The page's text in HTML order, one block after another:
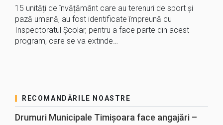
15 unități de învățământ care au terenuri de sport și
pază umană, au fost identificate împreună cu
Inspectoratul Școlar, pentru a face parte din acest
program, care se va extinde…
RECOMANDĂRILE NOASTRE
Drumuri Municipale Timișoara face angajări –